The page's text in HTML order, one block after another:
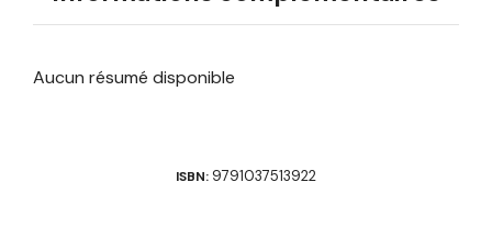
Aucun résumé disponible
ISBN: 9791037513922